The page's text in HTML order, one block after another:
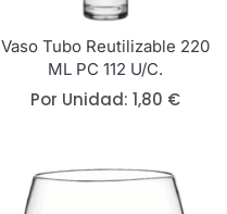
Vaso Tubo Reutilizable 220
ML PC 112 U/c.
Por Unidad: 1,80 €